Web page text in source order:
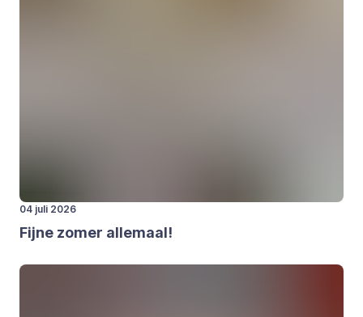
04 juli 2026
Fij­ne zomer alle­maal!